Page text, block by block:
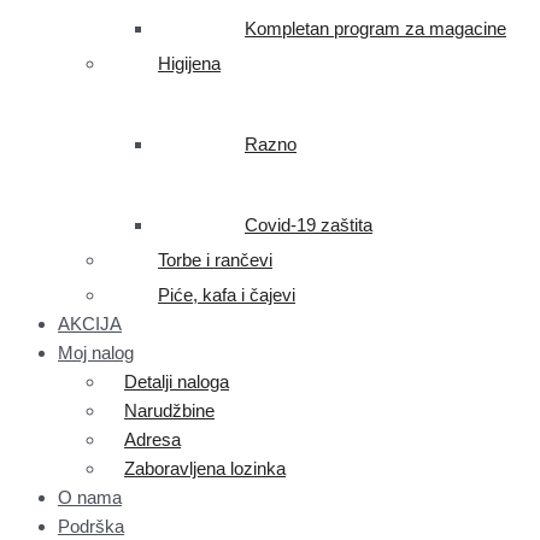
Kompletan program za magacine
Higijena
Razno
Covid-19 zaštita
Torbe i rančevi
Piće, kafa i čajevi
AKCIJA
Moj nalog
Detalji naloga
Narudžbine
Adresa
Zaboravljena lozinka
O nama
Podrška